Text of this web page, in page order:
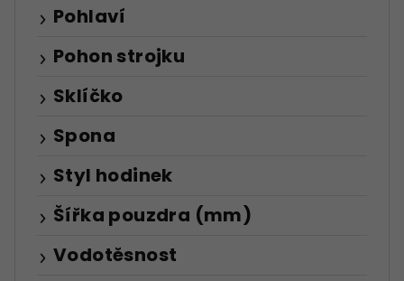
Pohlaví
Pohon strojku
Sklíčko
Spona
Styl hodinek
Šířka pouzdra (mm)
Vodotěsnost